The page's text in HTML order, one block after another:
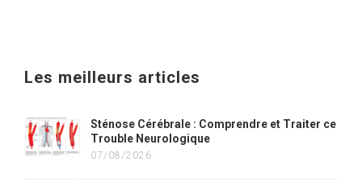
Les meilleurs articles
Sténose Cérébrale : Comprendre et Traiter ce
Trouble Neurologique
07/08/2026